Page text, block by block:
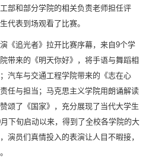
部和部分学院的相关负责老师担任评
代表到场观看了比赛。
《追光者》拉开比赛序幕，来自9个学
带来的《明天你好》，将手语与舞蹈相
汽车与交通工程学院带来的《志在心
任与担当；马克思主义学院用朗诵解读
颂了《国家》，充分展现了当代大学生
下旬启动以来，得到了全校各学院的大
演员们真情投入的表演让人目不暇接，